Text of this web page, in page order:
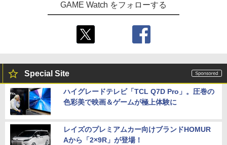
￥8,589
￥7,730
バイバー(仮)」（ゲーム内コンテンツ）)
￥7,012
レトロフリーク レッド×ホワイト ( レト
ロゲーム互換機 )（ コントローラーアダ
プターセット ）CY-RF-RW HDMI出力 ど
こでもセーブ 互換機種 FC SFC SNES G
y】/アニメーション[Blu-ray]【返品種別
A】
￥4,400
GAME Watch をフォローする
Special Site
ハイグレードテレビ「TCL Q7D Pro」。圧巻の
色彩美で映画＆ゲームが極上体験に
レイズのプレミアムカー向けブランドHOMUR
Aから「2×9R」が登場！